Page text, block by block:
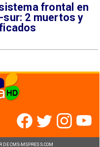
frontal en
2 muertos y
DE CMS-MSPRESS.COM